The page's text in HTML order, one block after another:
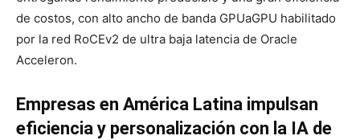
de costos, con alto ancho de banda GPUaGPU habilitado
por la red RoCEv2 de ultra baja latencia de Oracle
Acceleron.
Empresas en América Latina impulsan
eficiencia y personalización con la IA de